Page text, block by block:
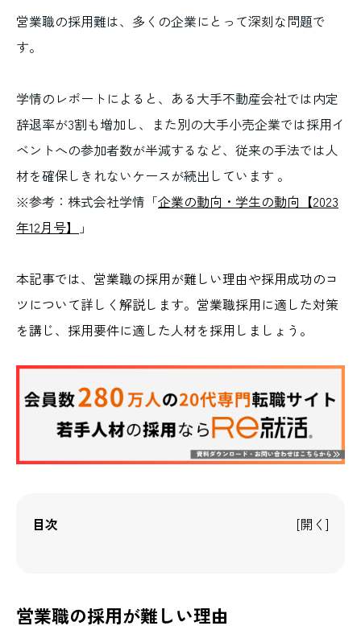
営業職の採用難は、多くの企業にとって深刻な問題で
す。
学情のレポートによると、ある大手不動産会社では内定
辞退率が3割も増加し、また別の大手小売企業では採用イ
ベントへの参加者数が半減するなど、従来の手法では人
材を確保しきれないケースが続出しています 。
※参考：株式会社学情「企業の動向・学生の動向【2023
年12月号】
」
本記事では、営業職の採用が難しい理由や採用成功のコ
ツについて詳しく解説します。営業職採用に適した対策
を講じ、採用要件に適した人材を採用しましょう。
目次
営業職の採用が難しい理由